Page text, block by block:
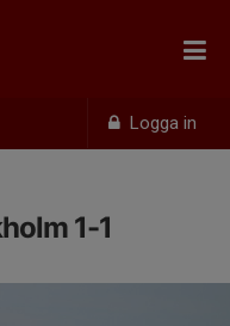
Logga in
1-1